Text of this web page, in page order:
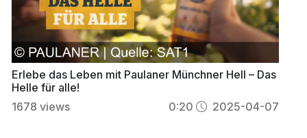
Erlebe das Leben mit Paulaner Münchner Hell – Das
Helle für alle!
1678 views 0:20 2025-04-07